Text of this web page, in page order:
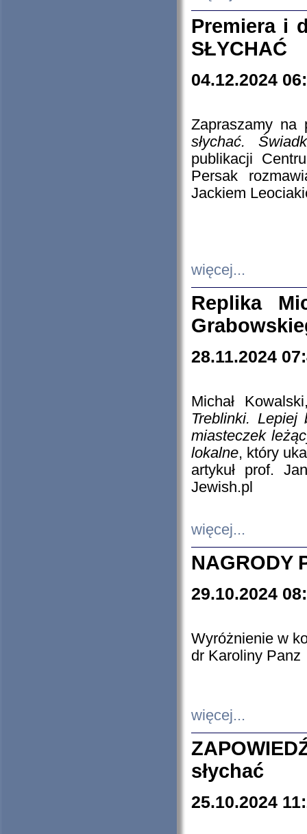
Premiera i
SŁYCHAĆ
04.12.2024
Zapraszamy
słychać.
publikacji
Persak
Jackiem
więcej...
Replika
28.11.2024
Michał
Treblinki. Lepiej
miasteczek
lokalne, który
artykuł prof.
Jewish.pl
więcej...
NAGRODY
29.10.2024
Wyróżnienie w
dr Karoliny Panz
więcej...
słychać
25.10.2024